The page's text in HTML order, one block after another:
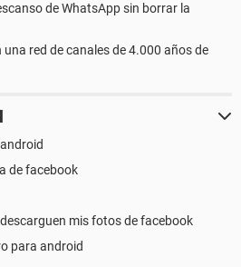
de WhatsApp sin borrar la
red de canales de 4.000 años de
de facebook
mis fotos de facebook
para android